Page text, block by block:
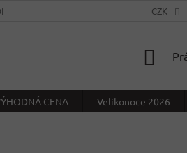
PODMÍNKY CZK
CENA Velikonoce 2026